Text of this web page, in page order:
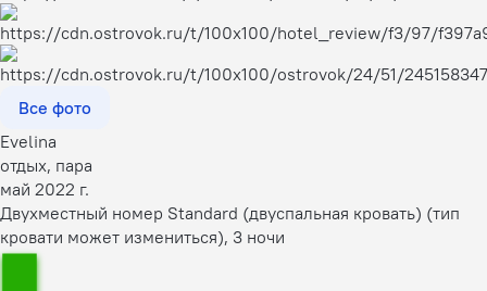
Все фото
Evelina
отдых, пара
май 2022 г.
Двухместный номер Standard (двуспальная кровать) (тип
кровати может измениться), 3 ночи